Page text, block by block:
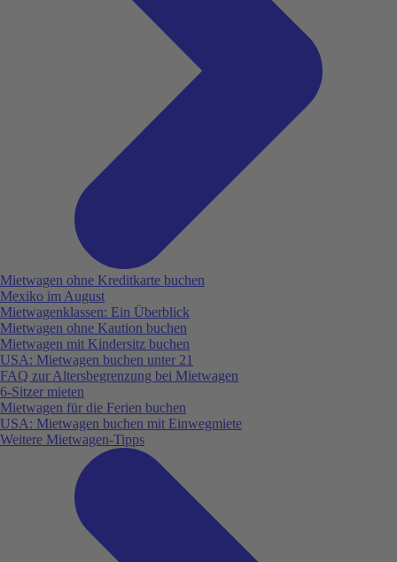
Mietwagen ohne Kreditkarte buchen
Mexiko im August
Mietwagenklassen: Ein Überblick
Mietwagen ohne Kaution buchen
Mietwagen mit Kindersitz buchen
USA: Mietwagen buchen unter 21
FAQ zur Altersbegrenzung bei Mietwagen
6-Sitzer mieten
Mietwagen für die Ferien buchen
USA: Mietwagen buchen mit Einwegmiete
Weitere Mietwagen-Tipps